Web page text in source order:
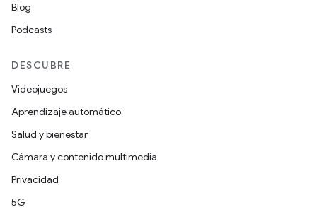
Blog
Podcasts
DESCUBRE
Videojuegos
Aprendizaje automático
Salud y bienestar
Cámara y contenido multimedia
Privacidad
5G